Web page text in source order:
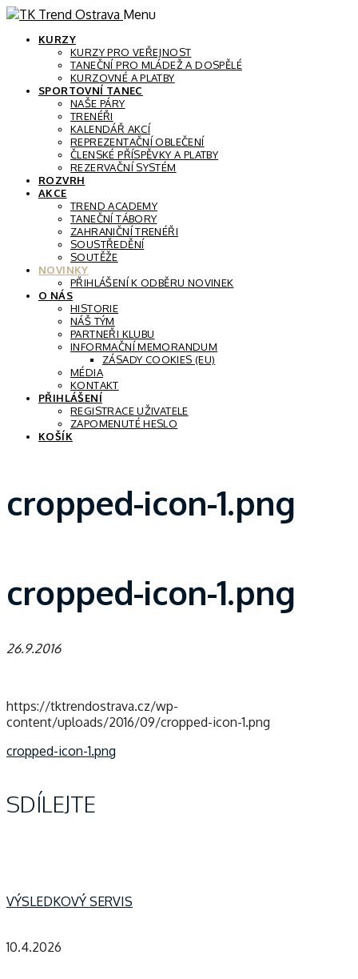
Menu
KURZY
KURZY PRO VEŘEJNOST
TANEČNÍ PRO MLÁDEŽ A DOSPĚLÉ
KURZOVNÉ A PLATBY
SPORTOVNÍ TANEC
NAŠE PÁRY
TRENÉŘI
KALENDÁŘ AKCÍ
REPREZENTAČNÍ OBLEČENÍ
ČLENSKÉ PŘÍSPĚVKY A PLATBY
REZERVAČNÍ SYSTÉM
ROZVRH
AKCE
TREND ACADEMY
TANEČNÍ TÁBORY
ZAHRANIČNÍ TRENÉŘI
SOUSTŘEDĚNÍ
SOUTĚŽE
NOVINKY
PŘIHLÁŠENÍ K ODBĚRU NOVINEK
O NÁS
HISTORIE
NÁŠ TÝM
PARTNEŘI KLUBU
INFORMAČNÍ MEMORANDUM
ZÁSADY COOKIES (EU)
MÉDIA
KONTAKT
PŘIHLÁŠENÍ
REGISTRACE UŽIVATELE
ZAPOMENUTÉ HESLO
KOŠÍK
cropped-icon-1.png
cropped-icon-1.png
26.9.2016
https://tktrendostrava.cz/wp-
content/uploads/2016/09/cropped-icon-1.png
Navigace
pro
cropped-icon-1.png
SDÍLEJTE
VÝSLEDKOVÝ SERVIS
10.4.2026